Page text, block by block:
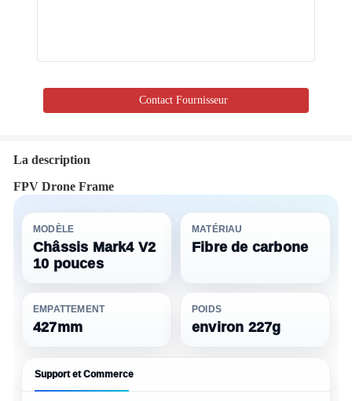
Contact Fournisseur
La description
FPV Drone Frame
MODÈLE
Châssis Mark4 V2
10 pouces
MATÉRIAU
Fibre de carbone
EMPATTEMENT
427mm
POIDS
environ 227g
Support et Commerce